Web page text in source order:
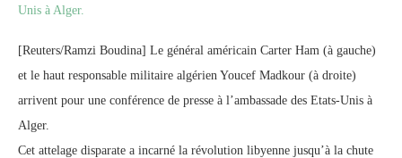
[Reuters/Ramzi Boudina] Le général américain Carter Ham (à gauche)
et le haut responsable militaire algérien Youcef Madkour (à droite)
arrivent pour une conférence de presse à l’ambassade des Etats-Unis à
Alger.
Cet attelage disparate a incarné la révolution libyenne jusqu’à la chute